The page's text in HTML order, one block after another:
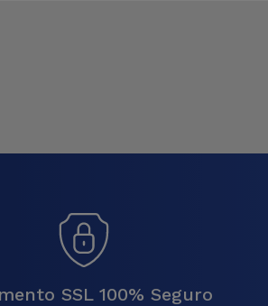
SSL 100% Seguro